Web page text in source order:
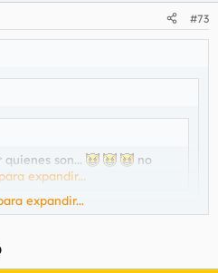
#73
son...
no
expandir...
la ruleta de la fortuna, La
expandir...